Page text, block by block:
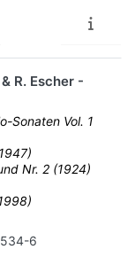
R. Escher -
Sonaten Vol. 1
Nr. 2 (1924)
6